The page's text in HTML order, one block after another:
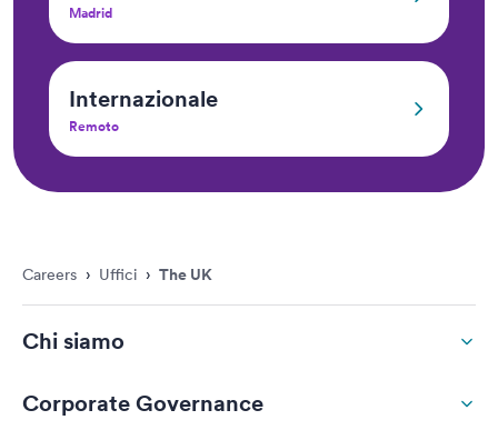
Madrid
Inter­nazionale
Remoto
Careers › Uffici › The UK
Chi siamo
Corporate Governance